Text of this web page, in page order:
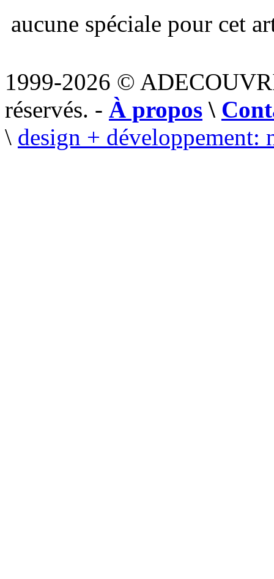
aucune spéciale pour cet
1999-2026 ©
réservés. - À propos \
\ design + développement: